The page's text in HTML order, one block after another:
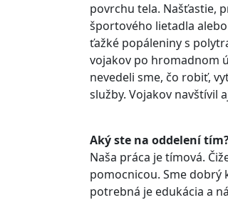
povrchu tela. Našťastie,
športového lietadla
ťažké popáleniny s
vojakov po hromadnom
nevedeli sme, čo robiť,
služby. Vojakov navštívil
Aký ste na oddelení
Naša práca je tímová.
pomocnicou. Sme dobrý
potrebná je edukácia a